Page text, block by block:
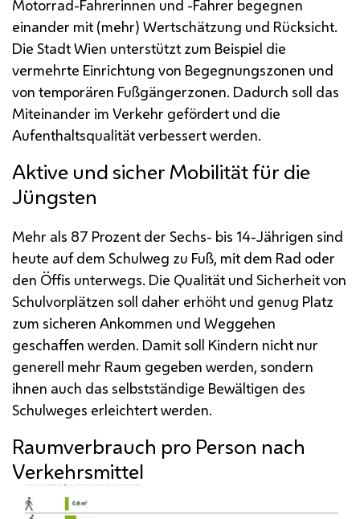
Motorrad-Fahrerinnen und -Fahrer begegnen
einander mit (mehr) Wertschätzung und Rücksicht.
Die Stadt Wien unterstützt zum Beispiel die
vermehrte Einrichtung von Begegnungszonen und
von temporären Fußgängerzonen. Dadurch soll das
Miteinander im Verkehr gefördert und die
Aufenthaltsqualität verbessert werden.
Aktive und sicher Mobilität für die
Jüngsten
Mehr als 87 Prozent der Sechs- bis 14-Jährigen sind
heute auf dem Schulweg zu Fuß, mit dem Rad oder
den Öffis unterwegs. Die Qualität und Sicherheit von
Schulvorplätzen soll daher erhöht und genug Platz
zum sicheren Ankommen und Weggehen
geschaffen werden. Damit soll Kindern nicht nur
generell mehr Raum gegeben werden, sondern
ihnen auch das selbstständige Bewältigen des
Schulweges erleichtert werden.
Raumverbrauch pro Person nach
Verkehrsmittel